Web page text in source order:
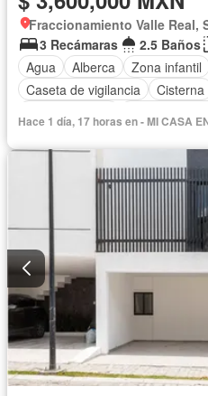
Fraccionamiento Valle Real,
3 Recámaras
2.5 Baños
Agua
Alberca Zona infantil
Caseta de vigilancia
Cisterna
Recámara con closet
Televisión por cable
Terraza
Hace 1 día, 17 horas en - MI CASA